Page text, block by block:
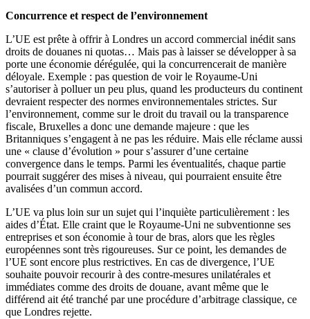
Concurrence et respect de l’environnement
L’UE est prête à offrir à Londres un accord commercial inédit sans
droits de douanes ni quotas… Mais pas à laisser se développer à sa
porte une économie dérégulée, qui la concurrencerait de manière
déloyale. Exemple : pas question de voir le Royaume-Uni
s’autoriser à polluer un peu plus, quand les producteurs du continent
devraient respecter des normes environnementales strictes. Sur
l’environnement, comme sur le droit du travail ou la transparence
fiscale, Bruxelles a donc une demande majeure : que les
Britanniques s’engagent à ne pas les réduire. Mais elle réclame aussi
une « clause d’évolution » pour s’assurer d’une certaine
convergence dans le temps. Parmi les éventualités, chaque partie
pourrait suggérer des mises à niveau, qui pourraient ensuite être
avalisées d’un commun accord.
L’UE va plus loin sur un sujet qui l’inquiète particulièrement : les
aides d’État. Elle craint que le Royaume-Uni ne subventionne ses
entreprises et son économie à tour de bras, alors que les règles
européennes sont très rigoureuses. Sur ce point, les demandes de
l’UE sont encore plus restrictives. En cas de divergence, l’UE
souhaite pouvoir recourir à des contre-mesures unilatérales et
immédiates comme des droits de douane, avant même que le
différend ait été tranché par une procédure d’arbitrage classique, ce
que Londres rejette.